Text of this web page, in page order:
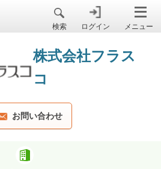
検索 ログイン メニュー
株式会社フラス
コ
お問い合わせ